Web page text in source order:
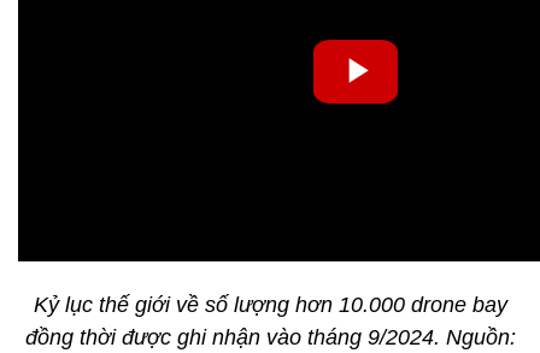
Kỷ lục thế giới về số lượng hơn 10.000 drone bay
đồng thời được ghi nhận vào tháng 9/2024. Nguồn: